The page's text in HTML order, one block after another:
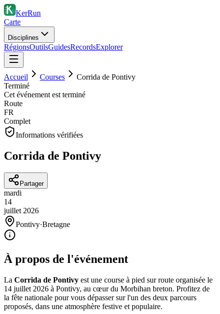
KerRun
Carte
Disciplines
RégionsOutilsGuidesRecordsExplorer
Accueil Courses
Corrida de Pontivy
Terminé
Cet événement est terminé
Route
FR
Complet
Informations vérifiées
Corrida de Pontivy
Partager
mardi
14
juillet 2026
Pontivy·Bretagne
À propos de l'événement
La Corrida de Pontivy est une course à pied sur route organisée le
14 juillet 2026 à Pontivy, au cœur du Morbihan breton. Profitez de
la fête nationale pour vous dépasser sur l'un des deux parcours
proposés, dans une atmosphère festive et populaire.